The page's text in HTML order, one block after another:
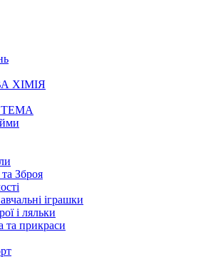
ХІМІЯ
Зброя
іграшки
і ляльки
та прикраси